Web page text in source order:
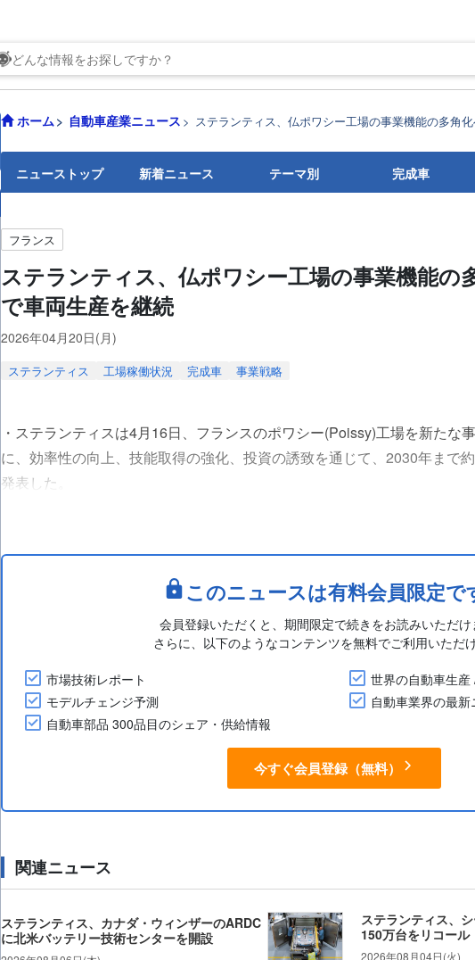
ホーム 自動車産業ニュース ステランティス、仏ポワシー工場の事業機能の多角
ニューストップ 新着ニュース テーマ別 完成車
フランス
ステランティス、仏ポワシー工場の事業機能の
で車両生産を継続
2026年04月20日(月)
ステランティス 工場稼働状況 完成車 事業戦略
・ステランティスは4月16日、フランスのポワシー(Poissy)工場を新たな
に、効率性の向上、技能取得の強化、投資の誘致を通じて、2030年まで
発表した。
行う。なお、同拠点での車両生産は少....
このニュースは有料会員限定で
会員登録いただくと、期間限定で続きをお読みいただけ
さらに、以下のようなコンテンツを無料でご利用いただけ
市場技術レポート
世界の自動車生産
モデルチェンジ予測
自動車業界の最新
自動車部品 300品目のシェア・供給情報
今すぐ会員登録（無料）
関連ニュース
ステランティス、カナダ・ウィンザーのARDC
に北米バッテリー技術センターを開設
ステランティス、
150万台をリコール
2026年08月04日(火)